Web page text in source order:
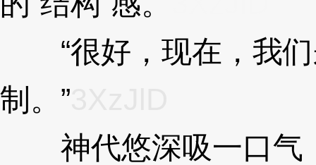
“很好，现在，我们
制。”
神代悠深吸一口气